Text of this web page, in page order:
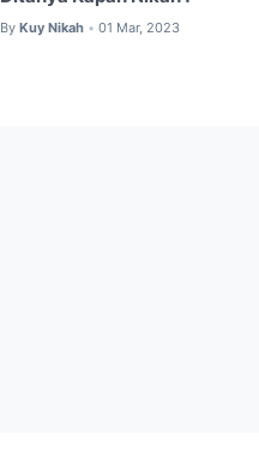
By Kuy Nikah • 01 Mar, 2023